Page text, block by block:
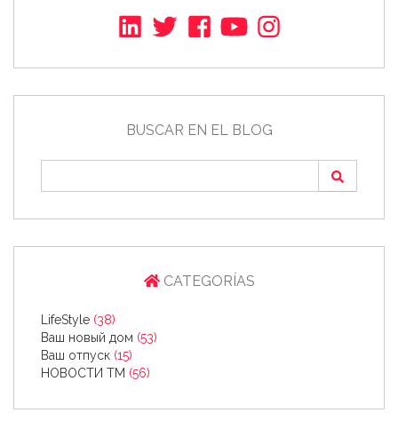
BUSCAR EN EL BLOG
CATEGORÍAS
LifeStyle (38)
Ваш новый дом (53)
Ваш отпуск (15)
НОВОСТИ ТМ (56)